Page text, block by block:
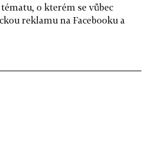
o kterém se vůbec
reklamu na Facebooku a